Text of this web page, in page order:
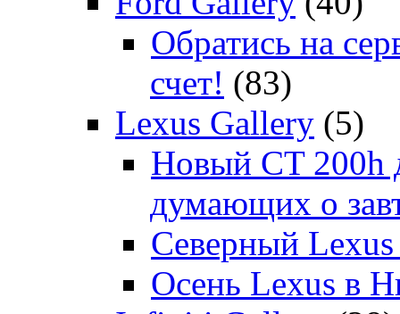
Обратись на
счет! (83)
Lexus Gallery (5)
Новый CT 200h
думающих о
Северный Lexus
Осень Lexus в